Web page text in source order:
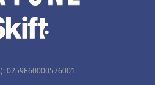
0259Ε60000576001